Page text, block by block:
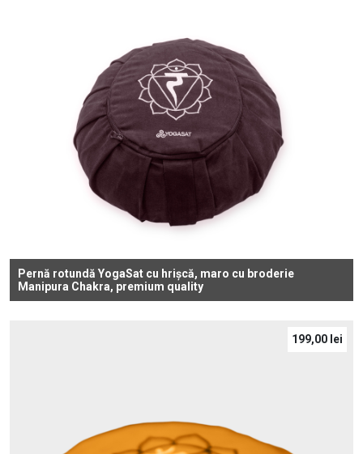
Pernă rotundă YogaSat cu hrișcă, maro cu broderie
Manipura Chakra, premium quality
199,00 lei